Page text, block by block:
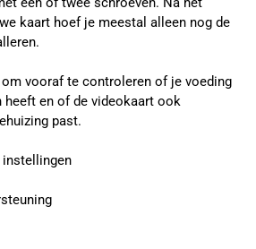
kaart hoef je meestal alleen nog de
vooraf te controleren of je voeding
heeft en of de videokaart ook
past.
instellingen